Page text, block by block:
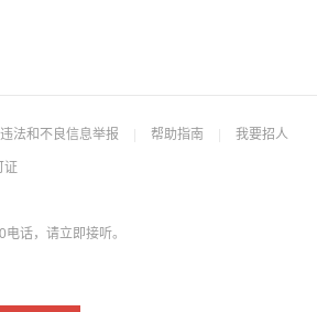
违法和不良信息举报 帮助指南 我要招人
证
话，请立即接听。